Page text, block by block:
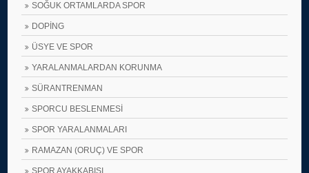
SOĞUK ORTAMLARDA SPOR
DOPİNG
ÜSYE VE SPOR
YARALANMALARDAN KORUNMA
SÜRANTRENMAN
SPORCU BESLENMESİ
SPOR YARALANMALARI
RAMAZAN (ORUÇ) VE SPOR
SPOR AYAKKABISI